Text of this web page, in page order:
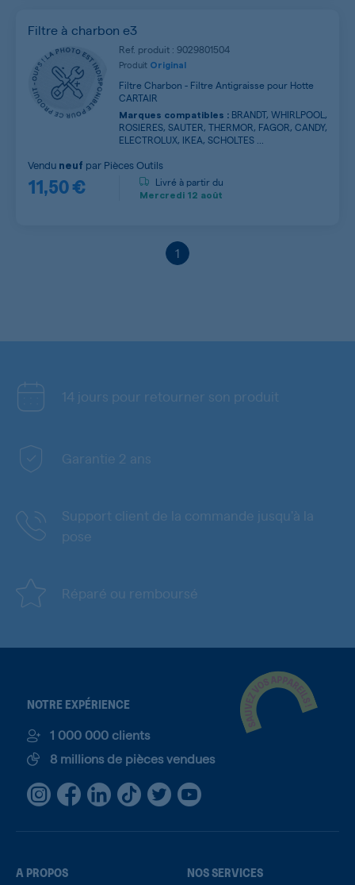
Filtre à charbon e3
Ref. produit : 9029801504
Produit Original
Filtre Charbon - Filtre Antigraisse pour Hotte
CARTAIR
Marques compatibles : BRANDT, WHIRLPOOL,
ROSIERES, SAUTER, THERMOR, FAGOR, CANDY,
ELECTROLUX, IKEA, SCHOLTES ...
11,50 €
Vendu neuf par Pièces Outils
Livré à partir du
Mercredi 12 août
1
14 jours pour retourner son produit
Garantie 2 ans
Support client de la commande jusqu'à la
pose
Réparé ou remboursé
NOTRE EXPÉRIENCE
1 000 000 clients
8 millions de pièces vendues
A PROPOS NOS SERVICES